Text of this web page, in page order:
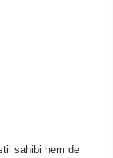
sahibi hem de